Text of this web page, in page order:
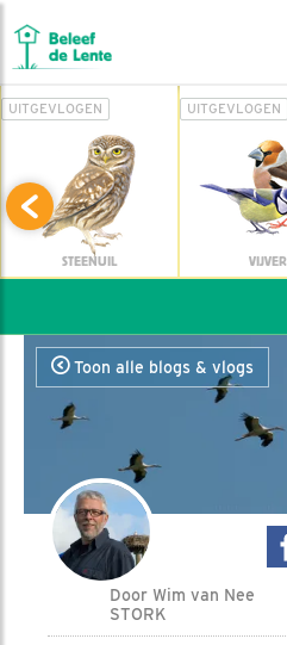
UITGEVLOGEN
STEENUIL
UITGEVLOGEN
VIJVER
Toon alle blogs & vlogs
Door Wim van Nee
STORK